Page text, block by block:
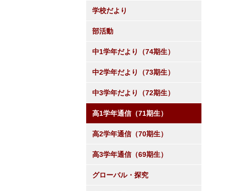
学校だより
部活動
中1学年だより（74期生）
中2学年だより（73期生）
中3学年だより（72期生）
高1学年通信（71期生）
高2学年通信（70期生）
高3学年通信（69期生）
グローバル・探究